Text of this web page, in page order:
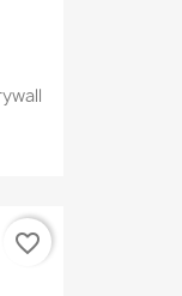
favorite_border